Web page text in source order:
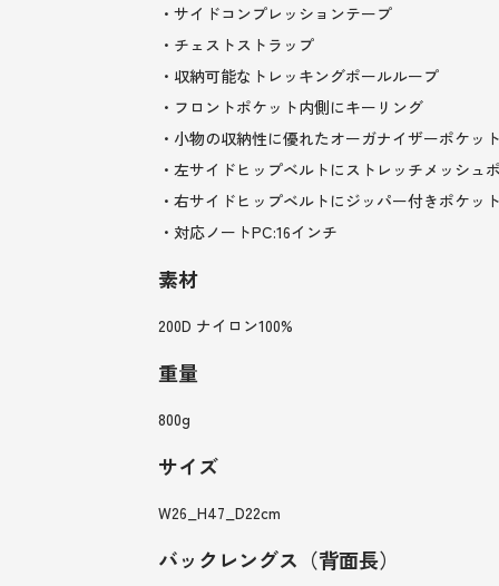
・サイドコンプレッションテープ
・チェストストラップ
・収納可能なトレッキングポールループ
・フロントポケット内側にキーリング
・小物の収納性に優れたオーガナイザーポケッ
・左サイドヒップベルトにストレッチメッシュ
・右サイドヒップベルトにジッパー付きポケッ
・対応ノートPC:16インチ
素材
200D ナイロン100%
重量
800g
サイズ
W26_H47_D22cm
バックレングス（背面長）